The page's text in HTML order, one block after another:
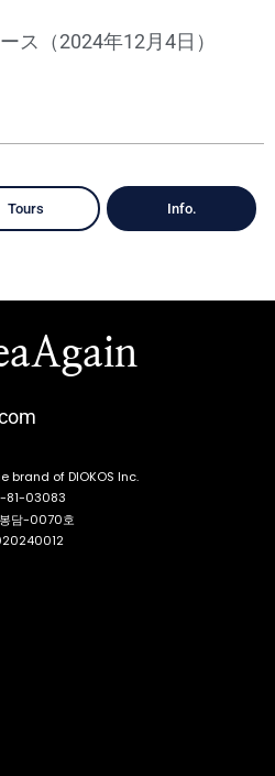
ス（2024年12月4日）
Tours Info.
brand of DIOKOS Inc.
81-03083
담-0070호